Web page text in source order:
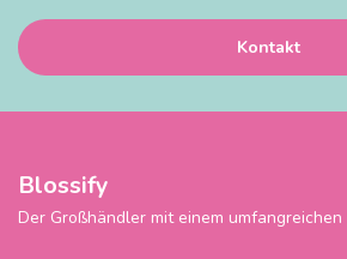
Kontakt
Blossify
Der Großhändler mit einem umfangreichen